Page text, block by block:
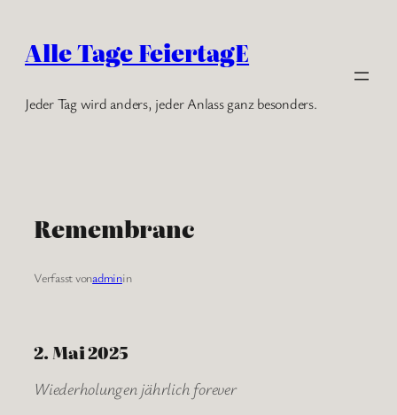
Inhalt
springen
Alle Tage FeiertagE
Jeder Tag wird anders, jeder Anlass ganz besonders.
Remembranc
Verfasst vonadminin
2. Mai 2025
Wiederholungen jährlich forever